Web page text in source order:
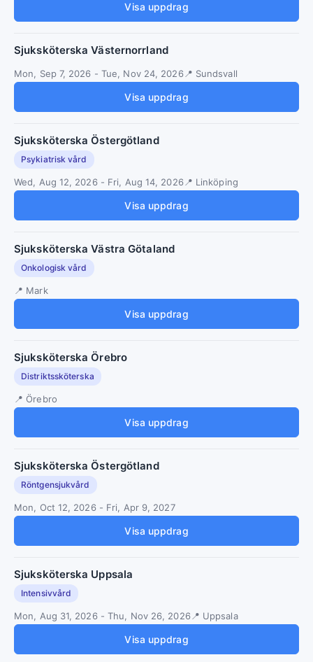
Visa uppdrag
Sjuksköterska Västernorrland
Mon, Sep 7, 2026 - Tue, Nov 24, 2026 Sundsvall
Visa uppdrag
Sjuksköterska Östergötland
Psykiatrisk vård
Wed, Aug 12, 2026- Fri, Aug 14, 2026 Linköping
Visa uppdrag
Sjuksköterska Västra Götaland
Onkologisk vård
Mark
Visa uppdrag
Sjuksköterska Örebro
Distriktssköterska
Örebro
Visa uppdrag
Sjuksköterska Östergötland
Röntgensjukvård
Mon, Oct 12, 2026- Fri, Apr 9, 2027
Visa uppdrag
Sjuksköterska Uppsala
Intensivvård
Mon, Aug 31, 2026-Thu, Nov 26, 2026 Uppsala
Visa uppdrag